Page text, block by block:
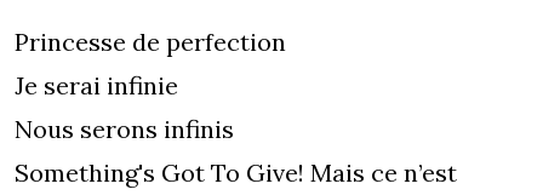
Princesse de perfection
Je serai infinie
Nous serons infinis
Something's Got To Give! Mais ce n’est